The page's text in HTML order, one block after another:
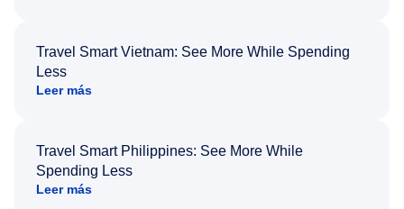
Travel Smart Vietnam: See More While Spending
Less
Leer más
Travel Smart Philippines: See More While
Spending Less
Leer más